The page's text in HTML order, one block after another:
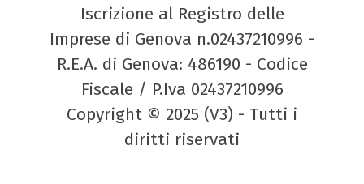
Iscrizione al Registro delle
Imprese di Genova n.02437210996 -
R.E.A. di Genova: 486190 - Codice
Fiscale / P.Iva 02437210996
Copyright © 2025 (V3) - Tutti i
diritti riservati